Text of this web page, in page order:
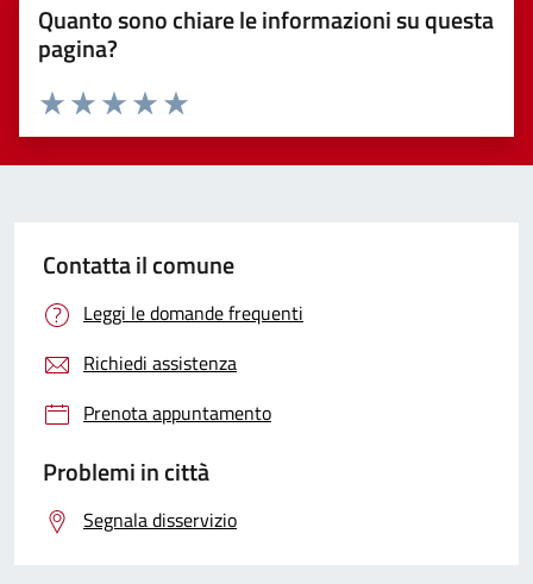
Quanto sono chiare le informazioni su questa
pagina?
Valuta 5 stelle su 5
Valuta 4 stelle su 5
Valuta 3 stelle su 5
Valuta 2 stelle su 5
Valuta 1 stelle su 5
Contatta il comune
Leggi le domande frequenti
Richiedi assistenza
Prenota appuntamento
Problemi in città
Segnala disservizio